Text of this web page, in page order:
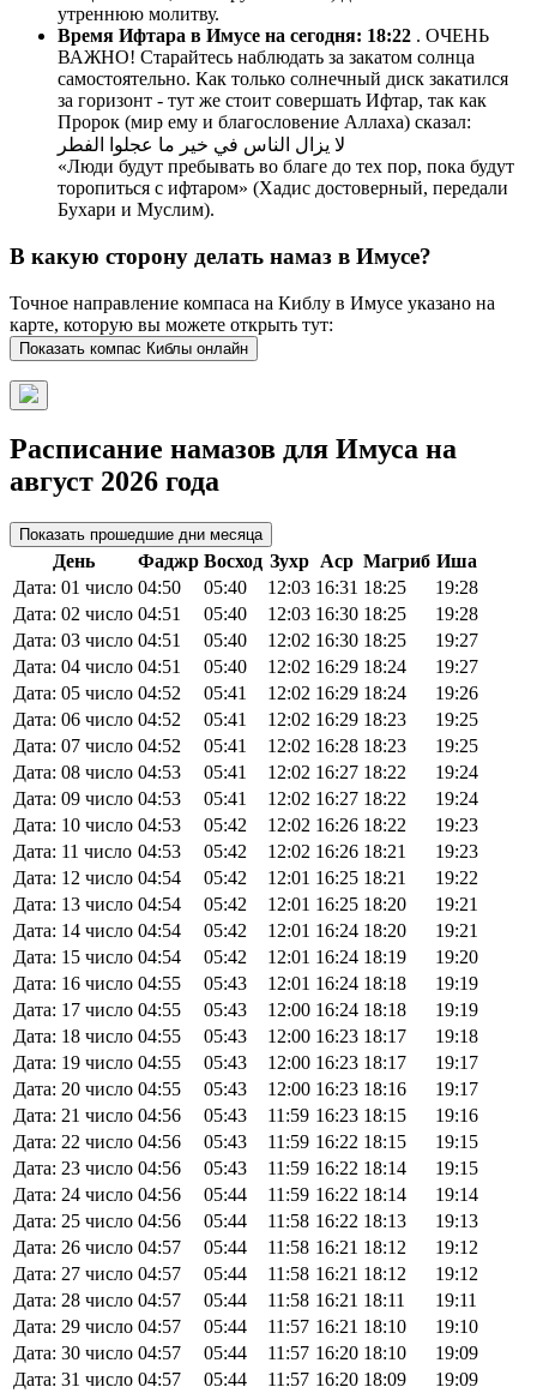
утреннюю молитву.
Время Ифтара в Имусе на сегодня: 18:22 . ОЧЕНЬ
ВАЖНО! Старайтесь наблюдать за закатом солнца
самостоятельно. Как только солнечный диск закатился
за горизонт - тут же стоит совершать Ифтар, так как
Пророк (мир ему и благословение Аллаха) сказал:
لا يزال الناس في خير ما عجلوا الفطر
«Люди будут пребывать во благе до тех пор, пока будут
торопиться с ифтаром» (Хадис достоверный, передали
Бухари и Муслим).
В какую сторону делать намаз в Имусе?
Точное направление компаса на Киблу в Имусе указано на
карте, которую вы можете открыть тут:
Показать компас Киблы онлайн
Расписание намазов для Имуса на
август 2026 года
Показать прошедшие дни месяца
День Фаджр Восход Зухр Аср Магриб Иша
Дата: 01 число 04:50 05:40 12:03 16:31 18:25
19:28
Дата: 02 число 04:51 05:40 12:03 16:30 18:25
19:28
Дата: 03 число 04:51 05:40 12:02 16:30 18:25
19:27
Дата: 04 число 04:51 05:40 12:02 16:29 18:24
19:27
Дата: 05 число 04:52 05:41 12:02 16:29 18:24
19:26
Дата: 06 число 04:52 05:41 12:02 16:29 18:23
19:25
Дата: 07 число 04:52 05:41 12:02 16:28 18:23
19:25
Дата: 08 число 04:53 05:41 12:02 16:27 18:22
19:24
Дата: 09 число 04:53 05:41 12:02 16:27 18:22
19:24
Дата: 10 число 04:53 05:42 12:02 16:26 18:22
19:23
Дата: 11 число 04:53 05:42 12:02 16:26 18:21
19:23
Дата: 12 число 04:54 05:42 12:01 16:25 18:21
19:22
Дата: 13 число 04:54 05:42 12:01 16:25 18:20
19:21
Дата: 14 число 04:54 05:42 12:01 16:24 18:20
19:21
Дата: 15 число 04:54 05:42 12:01 16:24 18:19
19:20
Дата: 16 число 04:55 05:43 12:01 16:24 18:18
19:19
Дата: 17 число 04:55 05:43 12:00 16:24 18:18
19:19
Дата: 18 число 04:55 05:43 12:00 16:23 18:17
19:18
Дата: 19 число 04:55 05:43 12:00 16:23 18:17
19:17
Дата: 20 число 04:55 05:43 12:00 16:23 18:16
19:17
Дата: 21 число 04:56 05:43 11:59 16:23 18:15
19:16
Дата: 22 число 04:56 05:43 11:59 16:22 18:15
19:15
Дата: 23 число 04:56 05:43 11:59 16:22 18:14
19:15
Дата: 24 число 04:56 05:44 11:59 16:22 18:14
19:14
Дата: 25 число 04:56 05:44 11:58 16:22 18:13
19:13
Дата: 26 число 04:57 05:44 11:58 16:21 18:12
19:12
Дата: 27 число 04:57 05:44 11:58 16:21 18:12
19:12
Дата: 28 число 04:57 05:44 11:58 16:21 18:11
19:11
Дата: 29 число 04:57 05:44 11:57 16:21 18:10
19:10
Дата: 30 число 04:57 05:44 11:57 16:20 18:10
19:09
Дата: 31 число 04:57 05:44 11:57 16:20 18:09
19:09